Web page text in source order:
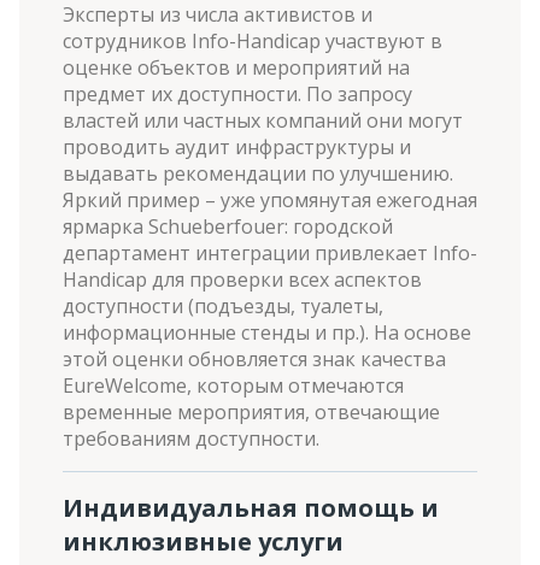
Эксперты из числа активистов и
сотрудников Info-Handicap участвуют в
оценке объектов и мероприятий на
предмет их доступности. По запросу
властей или частных компаний они могут
проводить аудит инфраструктуры и
выдавать рекомендации по улучшению.
Яркий пример – уже упомянутая ежегодная
ярмарка Schueberfouer: городской
департамент интеграции привлекает Info-
Handicap для проверки всех аспектов
доступности (подъезды, туалеты,
информационные стенды и пр.). На основе
этой оценки обновляется знак качества
EureWelcome, которым отмечаются
временные мероприятия, отвечающие
требованиям доступности.
Индивидуальная помощь и
инклюзивные услуги